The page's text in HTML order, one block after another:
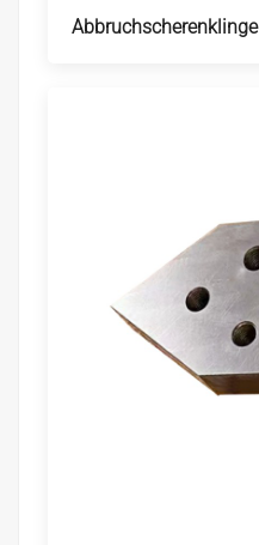
Abbruchscherenklinge